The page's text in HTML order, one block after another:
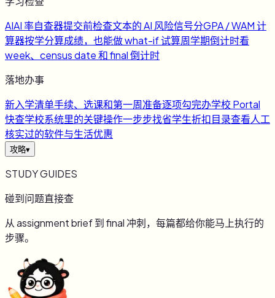
AIAI 率自查器提交前检查文本的 AI 风险信号分GPA / WAM 计
算器按学分算成绩，也能做 what-if 试算周学期倒计时看
week、census date 和 final 倒计时
落地办事
新入学清单手续、选课和第一周准备逐项勾完办学校 Portal
快查学校系统里的关键操作一步步找省学生折扣目录查看人工
核实过的软件与生活优惠
攻略▾
STUDY GUIDES
碰到问题直接查
从 assignment brief 到 final 冲刺，每篇都给你能马上执行的
步骤。